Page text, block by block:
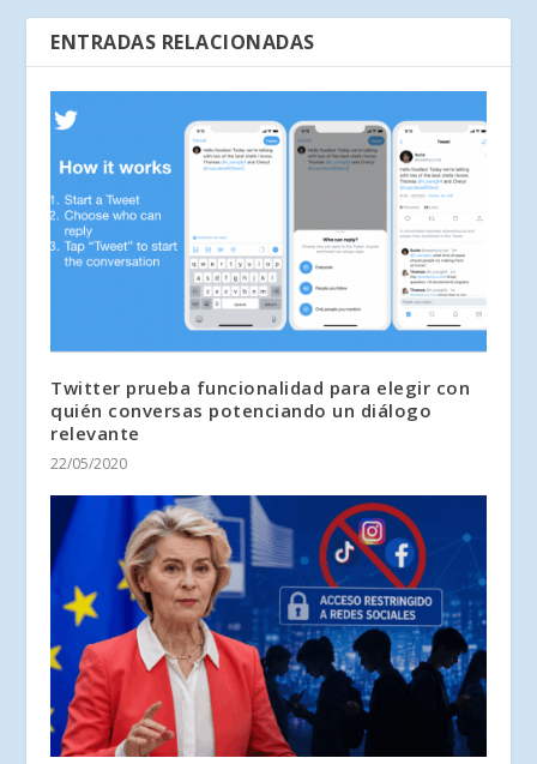
ENTRADAS RELACIONADAS
Twitter prueba funcionalidad para elegir con
quién conversas potenciando un diálogo
relevante
22/05/2020